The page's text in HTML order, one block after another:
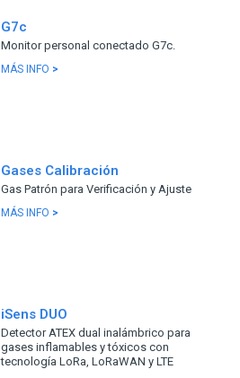
G7c
Monitor personal conectado G7c.
MÁS INFO >
Gases Calibración
Gas Patrón para Verificación y Ajuste
MÁS INFO >
iSens DUO
Detector ATEX dual inalámbrico para
gases inflamables y tóxicos con
tecnología LoRa, LoRaWAN y LTE